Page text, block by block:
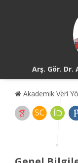
Arş. Gör. Dr.
Akademik Veri